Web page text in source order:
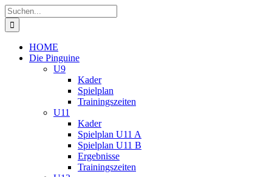
Zum
Inhalt
springen
Suche
nach:
HOME
Die Pinguine
U9
Kader
Spielplan
Trainingszeiten
U11
Kader
Spielplan U11 A
Spielplan U11 B
Ergebnisse
Trainingszeiten